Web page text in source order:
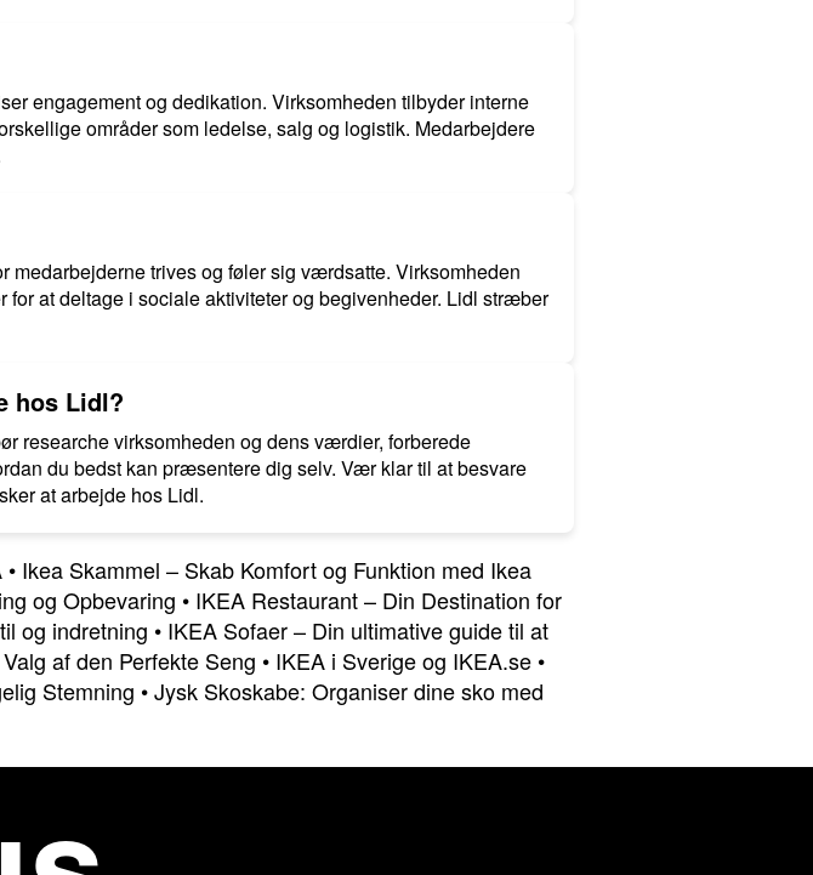
engagement og dedikation. Virksomheden tilbyder interne
områder som ledelse, salg og logistik. Medarbejdere
trives og føler sig værdsatte. Virksomheden
at deltage i sociale aktiviteter og begivenheder. Lidl stræber
hos Lidl?
researche virksomheden og dens værdier, forberede
du bedst kan præsentere dig selv. Vær klar til at besvare
at arbejde hos Lidl.
• Ikea Skammel – Skab Komfort og Funktion med Ikea
og Opbevaring • IKEA Restaurant – Din Destination for
og indretning • IKEA Sofaer – Din ultimative guide til at
af den Perfekte Seng • IKEA i Sverige og IKEA.se •
Stemning •Jysk Skoskabe: Organiser dine sko med